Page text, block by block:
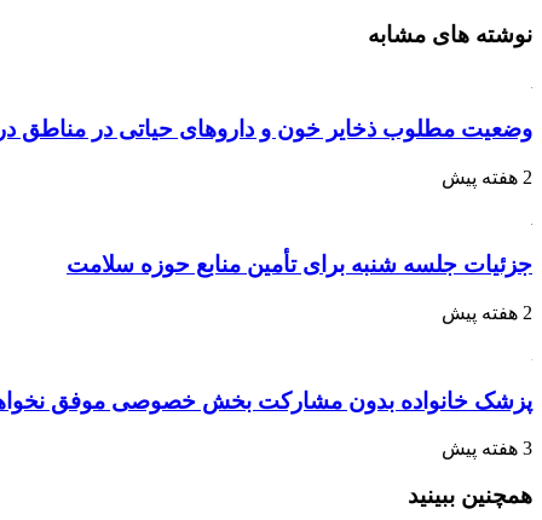
نوشته های مشابه
وضعیت مطلوب ذخایر خون و داروهای حیاتی در مناطق
2 هفته پیش
جزئیات جلسه شنبه برای تأمین منابع حوزه سلامت
2 هفته پیش
پزشک خانواده بدون مشارکت بخش خصوصی موفق
3 هفته پیش
همچنین ببینید